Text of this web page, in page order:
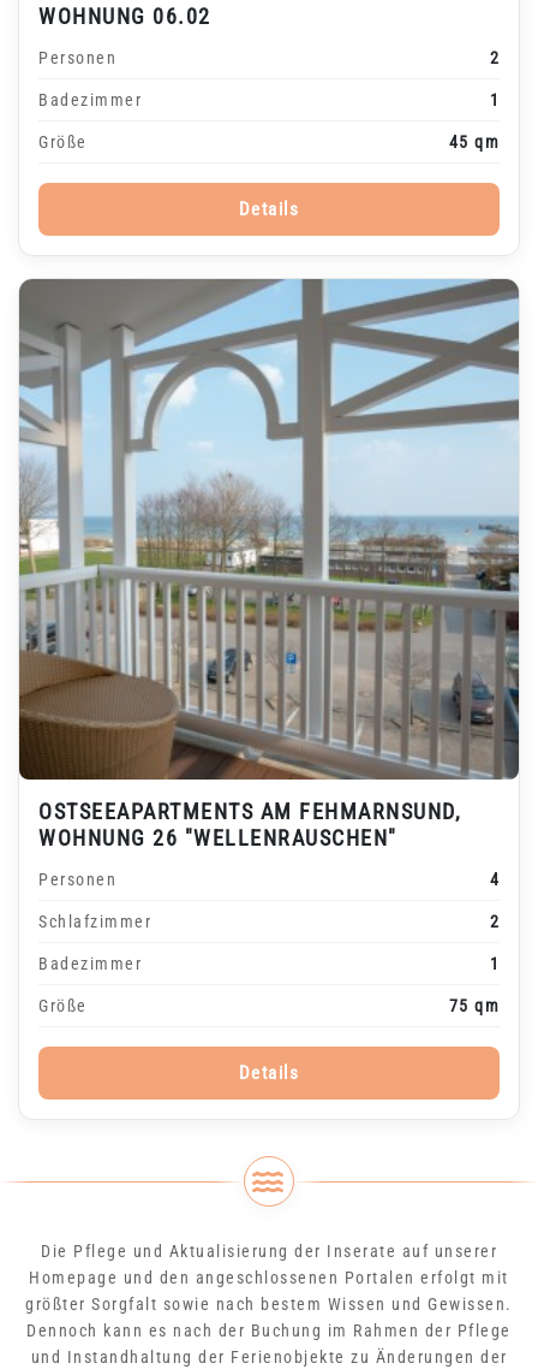
WOHNUNG 06.02
Personen 2
Badezimmer 1
Größe 45 qm
Details
OSTSEEAPARTMENTS AM FEHMARNSUND,
WOHNUNG 26 "WELLENRAUSCHEN"
Personen 4
Schlafzimmer 2
Badezimmer 1
Größe 75 qm
Details
Die Pflege und Aktualisierung der Inserate auf unserer
Homepage und den angeschlossenen Portalen erfolgt mit
größter Sorgfalt sowie nach bestem Wissen und Gewissen.
Dennoch kann es nach der Buchung im Rahmen der Pflege
und Instandhaltung der Ferienobjekte zu Änderungen der